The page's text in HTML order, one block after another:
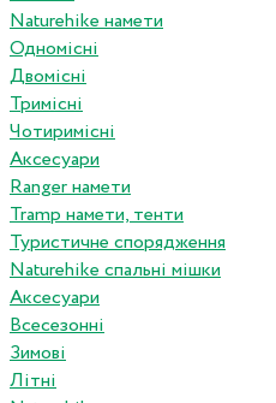
Naturehike намети
Одномісні
Двомісні
Тримісні
Чотиримісні
Аксесуари
Ranger намети
Tramp намети, тенти
Туристичне спорядження
Naturehike спальні мішки
Аксесуари
Всесезонні
Зимові
Літні